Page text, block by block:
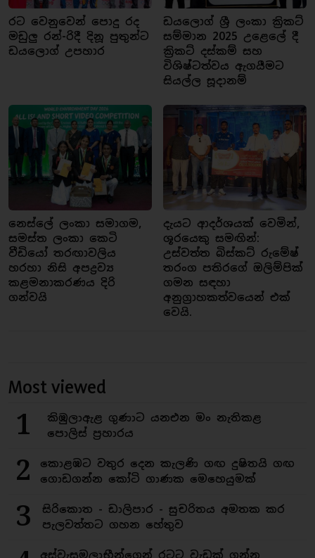
රට වෙනුවෙන් පොදු රද
මඩුලු රන්-රිදී දිනූ පුතුන්ට
ඩයලොග් උපහාර
ඩයලොග් ශ්‍රී ලංකා ක්‍රිකට්
සම්මාන 2025 උළෙලේ දී
ක්‍රිකට් දස්කම් සහ
විශිෂ්ටත්වය ඇගයීමට
සියල්ල සූදානම්
නෙස්ලේ ලංකා සමාගම,
සමස්ත ලංකා කෙටි
වීඩියෝ තරඟාවලිය
හරහා නිසි අපද්‍රව්‍ය
කළමනාකරණය දිරි
ගන්වයි
දැයට ආදර්ශයක් වෙමින්,
ශූරයෙකු සමඟින්:
උස්වත්ත බිස්කට් රුමේෂ්
තරංග පතිරගේ ඔලිම්පික්
ගමන සඳහා
අනුග්‍රාහකත්වයෙන් එක්
වෙයි.
Most viewed
1
කිඹුලාඇළ ගුණාට යනඑන මං නැතිකළ
පොලිස් ප්‍රහාරය
2
කොළඹට වතුර දෙන කැලණි ගඟ දුෂිතයි ගඟ
ගොඩගන්න කෝටි ගාණක මෙහෙයුමක්
3
සිරිකොත - ඩාලිපාර - සුචරිතය අමතක කර
පැලවත්තට ගහන හේතුව
අස්වැසුමලාභීන්ගෙන් රටට වැඩක් ගන්න